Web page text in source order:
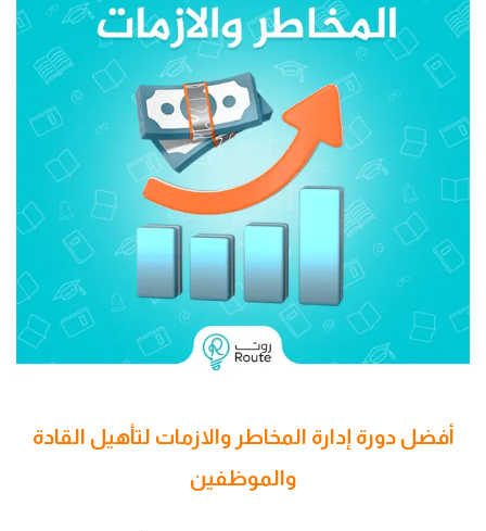
أفضل دورة إدارة المخاطر والازمات لتأهيل القادة
والموظفين